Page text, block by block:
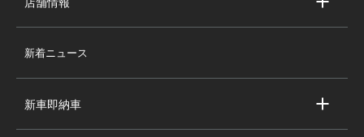
スタッフ紹介
新着ニュース
新車即納車